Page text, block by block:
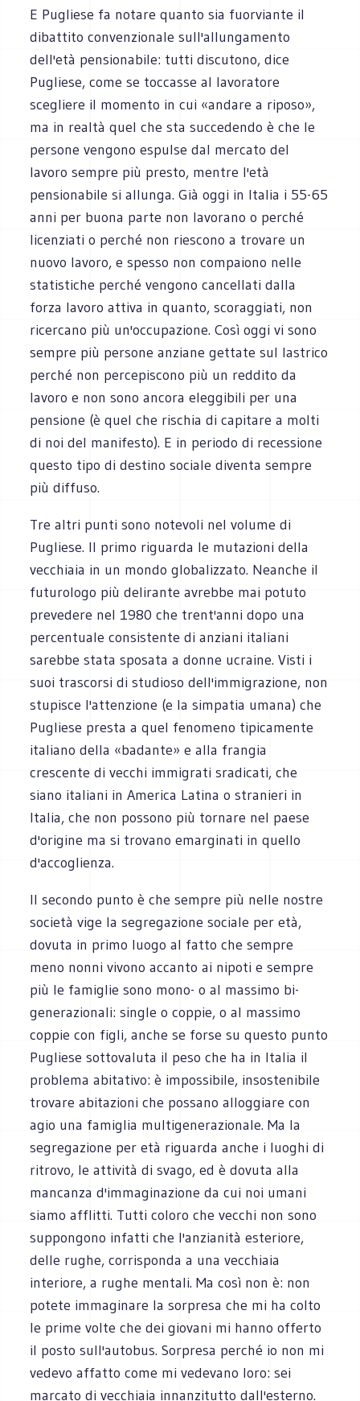
E Pugliese fa notare quanto sia fuorviante il
dibattito convenzionale sull'allungamento
dell'età pensionabile: tutti discutono, dice
Pugliese, come se toccasse al lavoratore
scegliere il momento in cui «andare a riposo»,
ma in realtà quel che sta succedendo è che le
persone vengono espulse dal mercato del
lavoro sempre più presto, mentre l'età
pensionabile si allunga. Già oggi in Italia i 55-65
anni per buona parte non lavorano o perché
licenziati o perché non riescono a trovare un
nuovo lavoro, e spesso non compaiono nelle
statistiche perché vengono cancellati dalla
forza lavoro attiva in quanto, scoraggiati, non
ricercano più un'occupazione. Così oggi vi sono
sempre più persone anziane gettate sul lastrico
perché non percepiscono più un reddito da
lavoro e non sono ancora eleggibili per una
pensione (è quel che rischia di capitare a molti
di noi del manifesto). E in periodo di recessione
questo tipo di destino sociale diventa sempre
più diffuso.
Tre altri punti sono notevoli nel volume di
Pugliese. Il primo riguarda le mutazioni della
vecchiaia in un mondo globalizzato. Neanche il
futurologo più delirante avrebbe mai potuto
prevedere nel 1980 che trent'anni dopo una
percentuale consistente di anziani italiani
sarebbe stata sposata a donne ucraine. Visti i
suoi trascorsi di studioso dell'immigrazione, non
stupisce l'attenzione (e la simpatia umana) che
Pugliese presta a quel fenomeno tipicamente
italiano della «badante» e alla frangia
crescente di vecchi immigrati sradicati, che
siano italiani in America Latina o stranieri in
Italia, che non possono più tornare nel paese
d'origine ma si trovano emarginati in quello
d'accoglienza.
Il secondo punto è che sempre più nelle nostre
società vige la segregazione sociale per età,
dovuta in primo luogo al fatto che sempre
meno nonni vivono accanto ai nipoti e sempre
più le famiglie sono mono- o al massimo bi-
generazionali: single o coppie, o al massimo
coppie con figli, anche se forse su questo punto
Pugliese sottovaluta il peso che ha in Italia il
problema abitativo: è impossibile, insostenibile
trovare abitazioni che possano alloggiare con
agio una famiglia multigenerazionale. Ma la
segregazione per età riguarda anche i luoghi di
ritrovo, le attività di svago, ed è dovuta alla
mancanza d'immaginazione da cui noi umani
siamo afflitti. Tutti coloro che vecchi non sono
suppongono infatti che l'anzianità esteriore,
delle rughe, corrisponda a una vecchiaia
interiore, a rughe mentali. Ma così non è: non
potete immaginare la sorpresa che mi ha colto
le prime volte che dei giovani mi hanno offerto
il posto sull'autobus. Sorpresa perché io non mi
vedevo affatto come mi vedevano loro: sei
marcato di vecchiaia innanzitutto dall'esterno.